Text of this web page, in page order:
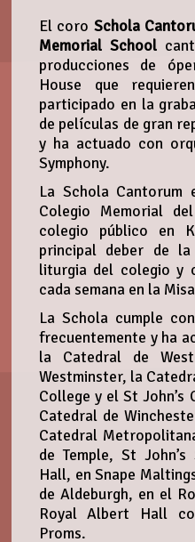
El coro Schola
Memorial School
producciones de
House que
participado en la
de películas de gran
y ha actuado con
Symphony.
La Schola
Colegio Memorial
colegio público en
principal deber de
liturgia del colegio y
cada semana en la
La Schola cumple
frecuentemente y ha
la Catedral de
Westminster, la
College y el St John’s
Catedral de
Catedral
de Temple, St
Hall, en Snape
de Aldeburgh, en el
Royal Albert Hall
Proms.